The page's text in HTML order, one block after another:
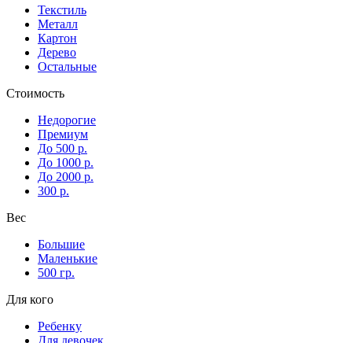
Текстиль
Металл
Картон
Дерево
Остальные
Стоимость
Недорогие
Премиум
До 500 р.
До 1000 р.
До 2000 р.
300 р.
Вес
Большие
Маленькие
500 гр.
Для кого
Ребенку
Для девочек